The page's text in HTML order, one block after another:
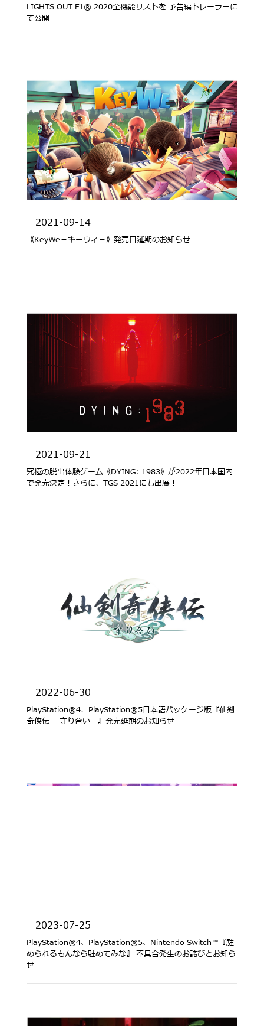
LIGHTS OUT F1® 2020全機能リストを 予告編トレーラーに
て公開
2021-09-14
《KeyWe－キーウィ－》発売日延期のお知らせ
2021-09-21
究極の脱出体験ゲーム《DYING: 1983》が2022年日本国内
で発売決定！さらに、TGS 2021にも出展！
2022-06-30
PlayStation®4、PlayStation®5日本語パッケージ版『仙剣
奇侠伝 －守り合い－』発売延期のお知らせ
2023-07-25
PlayStation®4、PlayStation®5、Nintendo Switch™『駐
められるもんなら駐めてみな』 不具合発生のお詫びとお知ら
せ